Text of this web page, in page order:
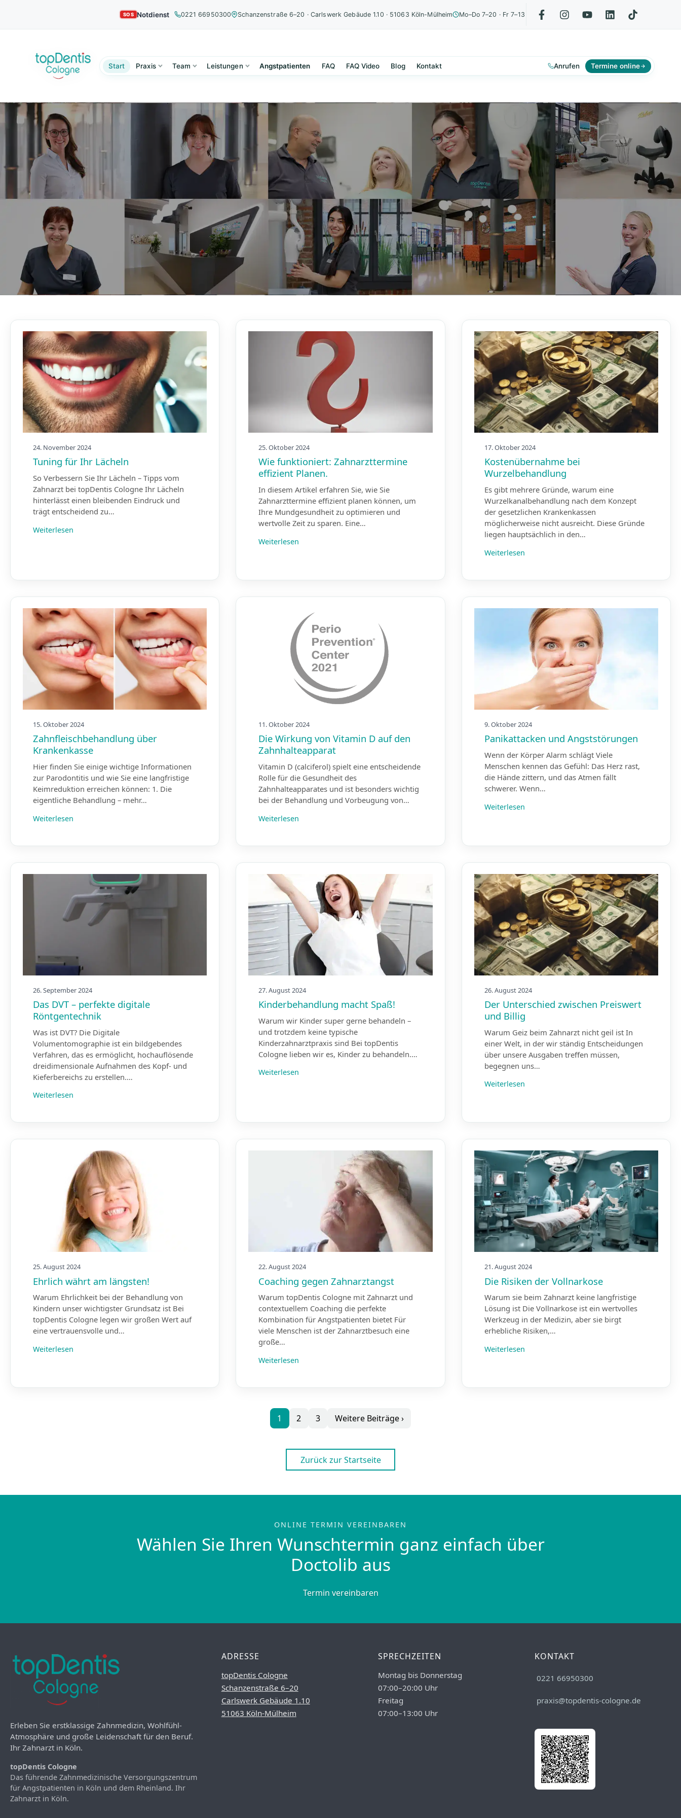
Notdienst 0221 66950300 Schanzenstraße 6–20 · Carlswerk Gebäude 1.10 · 51063 Köln-Mülheim Mo–Do 7–20 · Fr 7–13
Start Praxis Team Leistungen Angstpatienten FAQ FAQ Video Blog Kontakt Anrufen Termine online
Unser Blog
24. November 2024
Tuning für Ihr Lächeln
So Verbessern Sie Ihr Lächeln – Tipps vom
Zahnarzt bei topDentis Cologne Ihr Lächeln
hinterlässt einen bleibenden Eindruck und
trägt entscheidend zu…
Weiterlesen
25. Oktober 2024
Wie funktioniert: Zahnarzttermine
effizient Planen.
In diesem Artikel erfahren Sie, wie Sie
Zahnarzttermine effizient planen können, um
Ihre Mundgesundheit zu optimieren und
wertvolle Zeit zu sparen. Eine…
Weiterlesen
17. Oktober 2024
Kostenübernahme bei
Wurzelbehandlung
Es gibt mehrere Gründe, warum eine
Wurzelkanalbehandlung nach dem Konzept
der gesetzlichen Krankenkassen
möglicherweise nicht ausreicht. Diese Gründe
liegen hauptsächlich in den…
Weiterlesen
15. Oktober 2024
Zahnfleisch­behandlung über
Krankenkasse
Hier finden Sie einige wichtige Informationen
zur Parodontitis und wie Sie eine langfristige
Keimreduktion erreichen können: 1. Die
eigentliche Behandlung – mehr…
Weiterlesen
11. Oktober 2024
Die Wirkung von Vitamin D auf den
Zahnhalte­apparat
Vitamin D (calciferol) spielt eine entscheidende
Rolle für die Gesundheit des
Zahnhalteapparates und ist besonders wichtig
bei der Behandlung und Vorbeugung von…
Weiterlesen
9. Oktober 2024
Panikattacken und Angststörungen
Wenn der Körper Alarm schlägt Viele
Menschen kennen das Gefühl: Das Herz rast,
die Hände zittern, und das Atmen fällt
schwerer. Wenn…
Weiterlesen
26. September 2024
Das DVT – perfekte digitale
Röntgentechnik
Was ist DVT? Die Digitale
Volumentomographie ist ein bildgebendes
Verfahren, das es ermöglicht, hochauflösende
dreidimensionale Aufnahmen des Kopf- und
Kieferbereichs zu erstellen.…
Weiterlesen
27. August 2024
Kinderbehandlung macht Spaß!
Warum wir Kinder super gerne behandeln –
und trotzdem keine typische
Kinderzahnarztpraxis sind Bei topDentis
Cologne lieben wir es, Kinder zu behandeln.…
Weiterlesen
26. August 2024
Der Unterschied zwischen Preiswert
und Billig
Warum Geiz beim Zahnarzt nicht geil ist In
einer Welt, in der wir ständig Entscheidungen
über unsere Ausgaben treffen müssen,
begegnen uns…
Weiterlesen
25. August 2024
Ehrlich währt am längsten!
Warum Ehrlichkeit bei der Behandlung von
Kindern unser wichtigster Grundsatz ist Bei
topDentis Cologne legen wir großen Wert auf
eine vertrauensvolle und…
Weiterlesen
22. August 2024
Coaching gegen Zahnarztangst
Warum topDentis Cologne mit Zahnarzt und
contextuellem Coaching die perfekte
Kombination für Angstpatienten bietet Für
viele Menschen ist der Zahnarztbesuch eine
große…
Weiterlesen
21. August 2024
Die Risiken der Vollnarkose
Warum sie beim Zahnarzt keine langfristige
Lösung ist Die Vollnarkose ist ein wertvolles
Werkzeug in der Medizin, aber sie birgt
erhebliche Risiken,…
Weiterlesen
1 2 3 Weitere Beiträge ›
Zurück zur Startseite
ONLINE TERMIN VEREINBAREN
Wählen Sie Ihren Wunschtermin ganz einfach über
Doctolib aus
Termin vereinbaren
Erleben Sie erstklassige Zahnmedizin, Wohlfühl-
Atmosphäre und große Leidenschaft für den Beruf.
Ihr Zahnarzt in Köln.
topDentis Cologne
Das führende Zahnmedizinische Versorgungszentrum
für Angstpatienten in Köln und dem Rheinland. Ihr
Zahnarzt in Köln.
ADRESSE
topDentis Cologne
Schanzenstraße 6–20
Carlswerk Gebäude 1.10
51063 Köln-Mülheim
SPRECHZEITEN
Montag bis Donnerstag
07:00–20:00 Uhr
Freitag
07:00–13:00 Uhr
KONTAKT
0221 66950300
praxis@topdentis-cologne.de